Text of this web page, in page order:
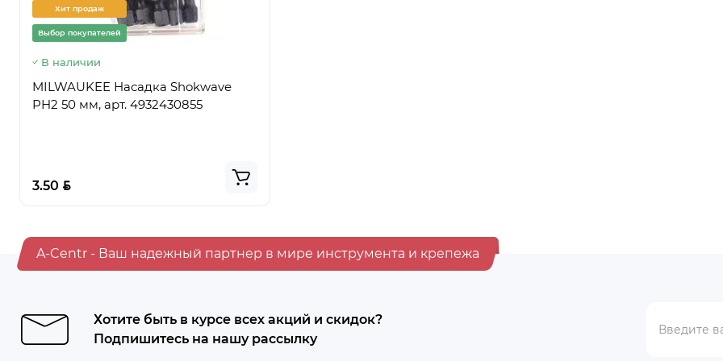
Хит продаж
Выбор покупателей
В наличии
MILWAUKEE Насадка Shokwave
PH2 50 мм, арт. 4932430855
3.50 BYN
A-Centr - Ваш надежный партнер в мире инструмента и крепежа
Хотите быть в курсе всех акций и скидок?
Подпишитесь на нашу рассылку